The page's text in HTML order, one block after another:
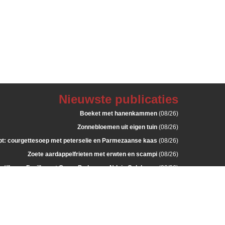
Nieuwste publicaties
Boeket met hanenkammen (08/26)
Zonnebloemen uit eigen tuin (08/26)
courgettesoep met peterselie en Parmezaanse kaas (08/26)
Zoete aardappelfrieten met erwten en scampi (08/26)
“Il gran Fusillo met Grana Padano en Nduja Calabrese(08/26)